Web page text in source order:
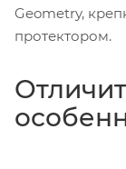
Geometry,
протектором.